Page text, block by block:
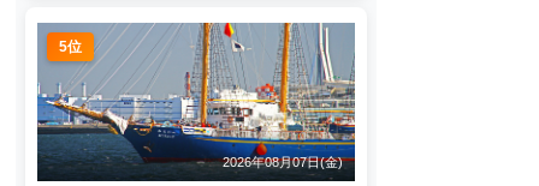
5位
2026年08月07日(金)